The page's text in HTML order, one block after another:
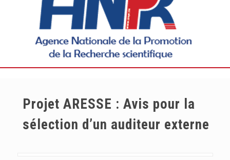
Projet ARESSE : Avis pour la
sélection d’un auditeur externe